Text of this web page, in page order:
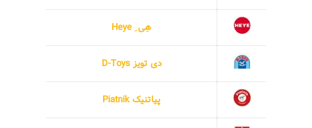
هِی ِ Heye
دی تویز D-Toys
پیاتنیک Piatnik